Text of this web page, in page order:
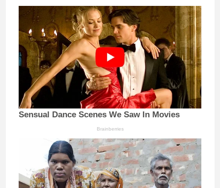
Sensual Dance Scenes We Saw In Movies
Brainberries